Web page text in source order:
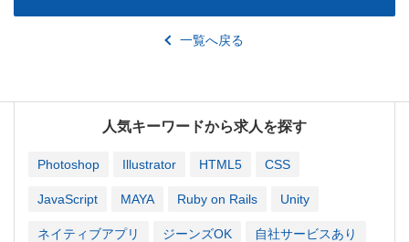
一覧へ戻る
人気キーワードから求人を探す
Photoshop Illustrator HTML5 CSS
JavaScript MAYA Ruby on Rails Unity
ネイティブアプリ ジーンズOK 自社サービスあり